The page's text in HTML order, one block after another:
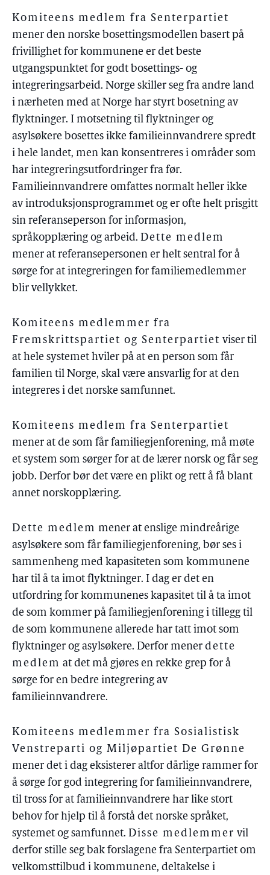
Komiteens medlem fra Senterpartiet
mener den norske bosettingsmodellen basert på
frivillighet for kommunene er det beste
utgangspunktet for godt bosettings- og
integreringsarbeid. Norge skiller seg fra andre land
i nærheten med at Norge har styrt bosetning av
flyktninger. I motsetning til flyktninger og
asylsøkere bosettes ikke familieinnvandrere spredt
i hele landet, men kan konsentreres i områder som
har integreringsutfordringer fra før.
Familieinnvandrere omfattes normalt heller ikke
av introduksjonsprogrammet og er ofte helt prisgitt
sin referanseperson for informasjon,
språkopplæring og arbeid. Dette medlem
mener at referansepersonen er helt sentral for å
sørge for at integreringen for familiemedlemmer
blir vellykket.
Komiteens medlemmer fra
Fremskrittspartiet og Senterpartiet viser til
at hele systemet hviler på at en person som får
familien til Norge, skal være ansvarlig for at den
integreres i det norske samfunnet.
Komiteens medlem fra Senterpartiet
mener at de som får familiegjenforening, må møte
et system som sørger for at de lærer norsk og får seg
jobb. Derfor bør det være en plikt og rett å få blant
annet norskopplæring.
Dette medlem mener at enslige mindreårige
asylsøkere som får familiegjenforening, bør ses i
sammenheng med kapasiteten som kommunene
har til å ta imot flyktninger. I dag er det en
utfordring for kommunenes kapasitet til å ta imot
de som kommer på familiegjenforening i tillegg til
de som kommunene allerede har tatt imot som
flyktninger og asylsøkere. Derfor mener dette
medlem at det må gjøres en rekke grep for å
sørge for en bedre integrering av
familieinnvandrere.
Komiteens medlemmer fra Sosialistisk
Venstreparti og Miljøpartiet De Grønne
mener det i dag eksisterer altfor dårlige rammer for
å sørge for god integrering for familieinnvandrere,
til tross for at familieinnvandrere har like stort
behov for hjelp til å forstå det norske språket,
systemet og samfunnet. Disse medlemmer vil
derfor stille seg bak forslagene fra Senterpartiet om
velkomsttilbud i kommunene, deltakelse i